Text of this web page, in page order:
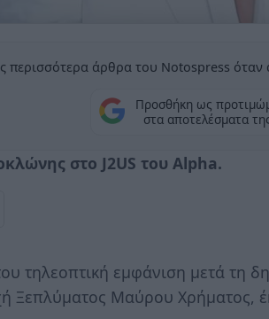
περισσότερα άρθρα του Notospress όταν
Προσθήκη ως
στα αποτελέσματα
στο J2US του Alpha.
τηλεοπτική εμφάνιση μετά τη
Ξεπλύματος Μαύρου Χρήματος,